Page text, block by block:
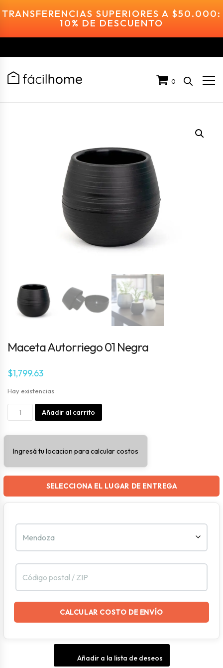
TRANSFERENCIAS SUPERIORES A $50.000:
10% DE DESCUENTO
0
Maceta Autorriego 01 Negra
$1,799.63
Hay existencias
Maceta
01
Negra
cantidad
Añadir al carrito
Ingresá tu locacion para calcular costos
SELECCIONA EL LUGAR DE ENTREGA
CALCULAR COSTO DE ENVÍO
Añadir a la lista de deseos